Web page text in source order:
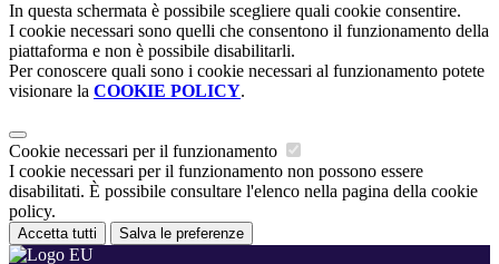
In questa schermata è possibile scegliere quali cookie consentire.
I cookie necessari sono quelli che consentono il funzionamento della
piattaforma e non è possibile disabilitarli.
Per conoscere quali sono i cookie necessari al funzionamento potete
visionare la COOKIE POLICY.
Cookie necessari per il funzionamento
I cookie necessari per il funzionamento non possono essere
disabilitati. È possibile consultare l'elenco nella pagina della cookie
policy.
Accetta tutti Salva le preferenze